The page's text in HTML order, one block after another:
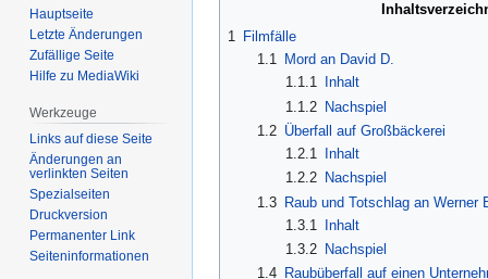
1 Filmfälle
1.1
Mord an David D.
1.1.1
Inhalt
1.1.2 Nachspiel
1.2 Überfall auf Großbäckerei
1.2.1
Inhalt
1.2.2 Nachspiel
1.3
Raub und Totschlag an Werner
1.3.1
Inhalt
1.3.2 Nachspiel
1.4
Raubüberfall auf einen
Hauptseite
Letzte Änderungen
Zufällige Seite
Hilfe zu MediaWiki
Werkzeuge
Links auf diese Seite
Änderungen an
verlinkten Seiten
Spezialseiten
Druckversion
Permanenter Link
Seiten­informationen